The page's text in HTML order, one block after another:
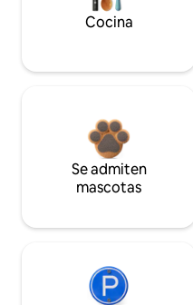
Cocina
Se admiten
mascotas